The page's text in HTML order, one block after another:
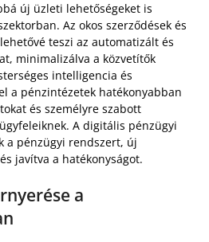
új üzleti lehetőségeket is
Az okos szerződések és
teszi az automatizált és
minimalizálva a közvetítők
intelligencia és
a pénzintézetek hatékonyabban
és személyre szabott
A digitális pénzügyi
a pénzügyi rendszert, új
javítva a hatékonyságot.
a